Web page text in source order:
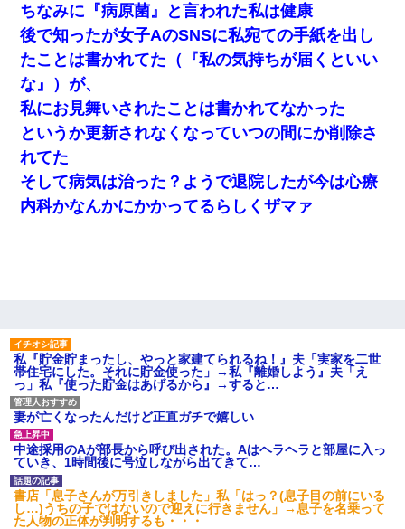
中途採用のAが部長から呼び出された。Aはヘラヘラと部屋に入っ
ていき、1時間後に号泣しながら出てきて…
【復讐】義兄嫁「生活費、足りない分を貸してほしい」私「貸す
わけないでしょｗｗｗｗ」→ 理由を話したら泣き出して・・私
（あまりにも希望通り）
義兄嫁「娘が大学に入ったら下宿させて」私「しつこい、学校斡
旋のアパートに行け」→ 旦那が義兄に通報したら「志望校を変え
ろ！」とキレて・・・
旦那が長男のDNA鑑定をしたら血縁関係0%だった。旦那「やっぱ
彼女(37)の情欲がえげつない件ｗｗｗｗｗｗｗ
【衝撃】婚約者「兄と結婚はするけど嫁入りするわけじゃない。
お互い干渉はしないようにしましょう」→ その後に結納金の話を
したので、母が・・・
子供の頃、母の弟にイタズラされてて中学に入ってから関係を持
ってしまった。拒絶したら「全部バラしてやる」と脅迫されたの
で両親に全部話した。
ちなみに『病原菌』と言われた私は健康
後で知ったが女子AのSNSに私宛ての手紙を出し
たことは書かれてた（『私の気持ちが届くといい
な』）が、
私にお見舞いされたことは書かれてなかった
というか更新されなくなっていつの間にか削除さ
れてた
そして病気は治った？ようで退院したが今は心療
内科かなんかにかかってるらしくザマァ
私『貯金貯まったし、やっと家建てられるね！』夫「実家を二世
帯住宅にした。それに貯金使った」→私『離婚しよう』夫「え
っ」私『使った貯金はあげるから』→すると…
妻が亡くなったんだけど正直ガチで嬉しい
中途採用のAが部長から呼び出された。Aはヘラヘラと部屋に入っ
ていき、1時間後に号泣しながら出てきて…
書店「息子さんが万引きしました」私「はっ？(息子目の前にいる
し…)うちの子ではないので迎えに行きません」→息子を名乗って
た人物の正体が判明するも・・・